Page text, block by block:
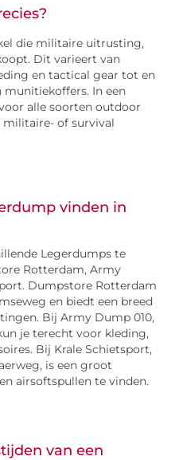
die militaire uitrusting,
Dit varieert van
en tactical gear tot en
munitiekoffers. In een
alle soorten outdoor
of survival
vinden in
Legerdumps te
Rotterdam, Army
Dumpstore Rotterdam
en biedt een breed
Bij Army Dump 010,
je terecht voor kleding,
Bij Krale Schietsport,
is een groot
airsoftspullen te vinden.
van een